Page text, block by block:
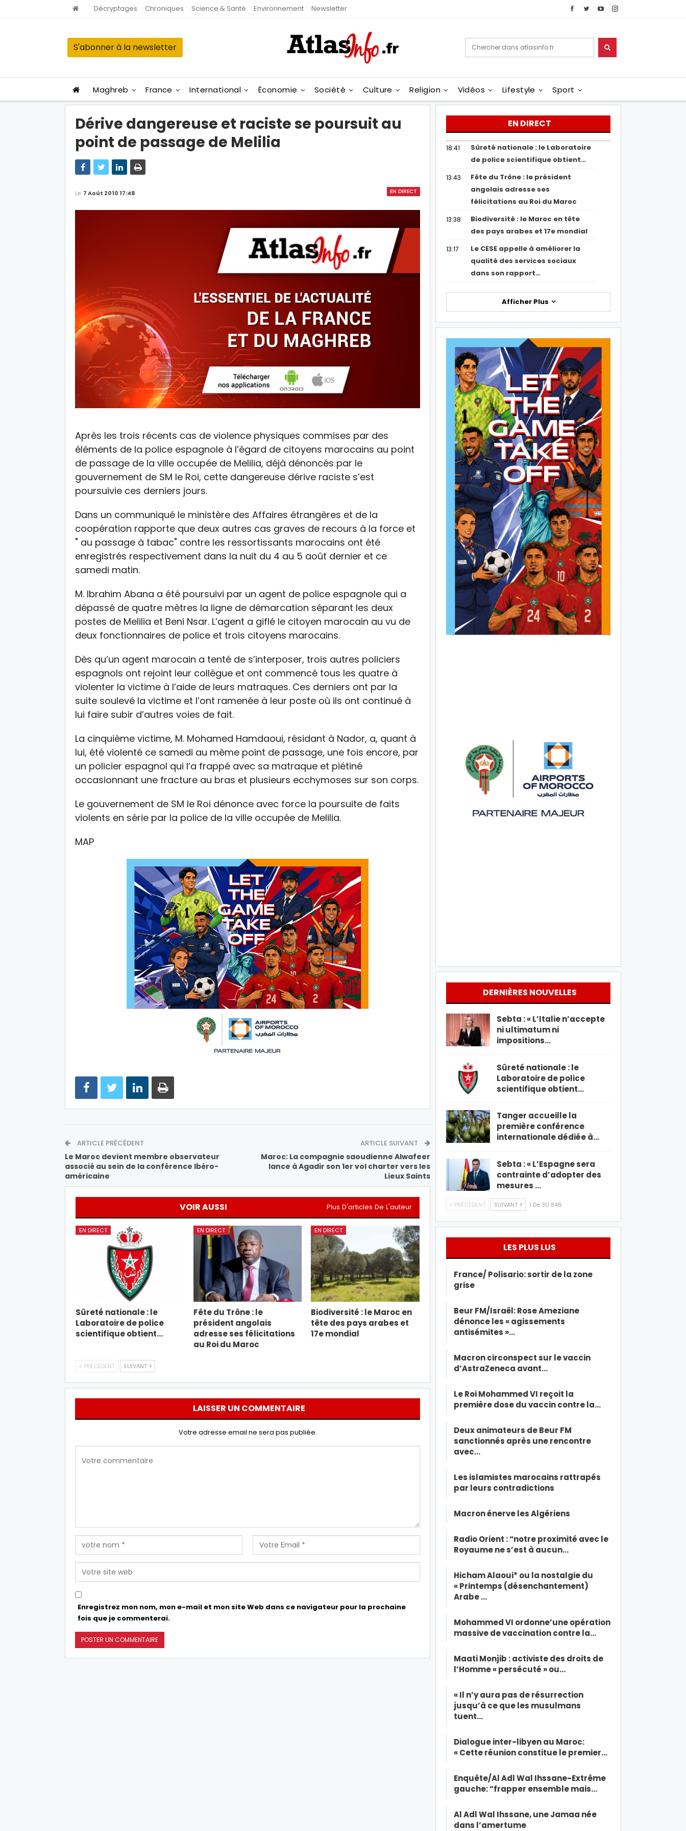
Décryptages Chroniques Science & Santé Environnement Newsletter
S'abonner à la newsletter
Maghreb France International Économie Société Culture Religion Vidéos Lifestyle Sport
Dérive dangereuse et raciste se poursuit au
point de passage de Melilia
EN DIRECT
Le 7 Août 2010 17:48
Après les trois récents cas de violence physiques commises par des
éléments de la police espagnole à l’égard de citoyens marocains au point
de passage de la ville occupée de Melilia, déjà dénoncés par le
gouvernement de SM le Roi, cette dangereuse dérive raciste s’est
poursuivie ces derniers jours.
Dans un communiqué le ministère des Affaires étrangères et de la
coopération rapporte que deux autres cas graves de recours à la force et
" au passage à tabac" contre les ressortissants marocains ont été
enregistrés respectivement dans la nuit du 4 au 5 août dernier et ce
samedi matin.
M. Ibrahim Abana a été poursuivi par un agent de police espagnole qui a
dépassé de quatre mètres la ligne de démarcation séparant les deux
postes de Melilia et Beni Nsar. L’agent a giflé le citoyen marocain au vu de
deux fonctionnaires de police et trois citoyens marocains.
Dès qu’un agent marocain a tenté de s’interposer, trois autres policiers
espagnols ont rejoint leur collègue et ont commencé tous les quatre à
violenter la victime à l’aide de leurs matraques. Ces derniers ont par la
suite soulevé la victime et l’ont ramenée à leur poste où ils ont continué à
lui faire subir d’autres voies de fait.
La cinquième victime, M. Mohamed Hamdaoui, résidant à Nador, a, quant à
lui, été violenté ce samedi au même point de passage, une fois encore, par
un policier espagnol qui l’a frappé avec sa matraque et piétiné
occasionnant une fracture au bras et plusieurs ecchymoses sur son corps.
Le gouvernement de SM le Roi dénonce avec force la poursuite de faits
violents en série par la police de la ville occupée de Melilia.
MAP
ARTICLE PRÉCÉDENT
Le Maroc devient membre observateur
associé au sein de la conférence Ibéro-
américaine
ARTICLE SUIVANT
Maroc: La compagnie saoudienne Alwafeer
lance à Agadir son 1er vol charter vers les
Lieux Saints
VOIR AUSSI Plus D'articles De L'auteur
EN DIRECT
Sûreté nationale : le
Laboratoire de police
scientifique obtient…
EN DIRECT
Fête du Trône : le
président angolais
adresse ses félicitations
au Roi du Maroc
EN DIRECT
Biodiversité : le Maroc en
tête des pays arabes et
17e mondial
PRÉCÉDENT SUIVANT
LAISSER UN COMMENTAIRE
Votre adresse email ne sera pas publiée.
Enregistrez mon nom, mon e-mail et mon site Web dans ce navigateur pour la prochaine
fois que je commenterai.
EN DIRECT
18:41
Sûreté nationale : le Laboratoire
de police scientifique obtient…
13:43
Fête du Trône : le président
angolais adresse ses
félicitations au Roi du Maroc
13:38
Biodiversité : le Maroc en tête
des pays arabes et 17e mondial
13:17
Le CESE appelle à améliorer la
qualité des services sociaux
dans son rapport…
Afficher Plus
DERNIÈRES NOUVELLES
Sebta : « L’Italie n’accepte
ni ultimatum ni
impositions…
Sûreté nationale : le
Laboratoire de police
scientifique obtient…
Tanger accueille la
première conférence
internationale dédiée à…
Sebta : « L’Espagne sera
contrainte d’adopter des
mesures …
PRÉCÉDENT SUIVANT 1 De 30 846
LES PLUS LUS
France/ Polisario: sortir de la zone
grise
Beur FM/Israël: Rose Ameziane
dénonce les « agissements
antisémites »…
Macron circonspect sur le vaccin
d’AstraZeneca avant…
Le Roi Mohammed VI reçoit la
première dose du vaccin contre la…
Deux animateurs de Beur FM
sanctionnés après une rencontre
avec…
Les islamistes marocains rattrapés
par leurs contradictions
Macron énerve les Algériens
Radio Orient : “notre proximité avec le
Royaume ne s’est à aucun…
Hicham Alaoui* ou la nostalgie du
« Printemps (désenchantement)
Arabe …
Mohammed VI ordonne’une opération
massive de vaccination contre la…
Maati Monjib : activiste des droits de
l’Homme « persécuté » ou…
« Il n’y aura pas de résurrection
jusqu’à ce que les musulmans
tuent…
Dialogue inter-libyen au Maroc:
« Cette réunion constitue le premier…
Enquête/Al Adl Wal Ihssane-Extrême
gauche: “frapper ensemble mais…
Al Adl Wal Ihssane, une Jamaa née
dans l’amertume